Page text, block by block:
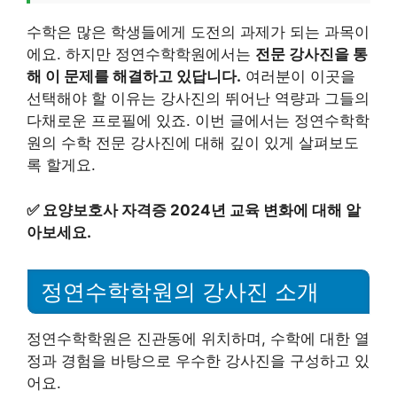
수학은 많은 학생들에게 도전의 과제가 되는 과목이
에요. 하지만 정연수학학원에서는 전문 강사진을 통
해 이 문제를 해결하고 있답니다. 여러분이 이곳을
선택해야 할 이유는 강사진의 뛰어난 역량과 그들의
다채로운 프로필에 있죠. 이번 글에서는 정연수학학
원의 수학 전문 강사진에 대해 깊이 있게 살펴보도
록 할게요.
✅ 요양보호사 자격증 2024년 교육 변화에 대해 알
아보세요.
정연수학학원의 강사진 소개
정연수학학원은 진관동에 위치하며, 수학에 대한 열
정과 경험을 바탕으로 우수한 강사진을 구성하고 있
어요.